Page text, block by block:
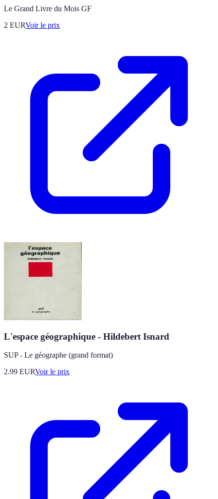
Le Grand Livre du Mois GF
2 EURVoir le prix
L'espace géographique - Hildebert Isnard
SUP - Le géographe (grand format)
2.99 EURVoir le prix